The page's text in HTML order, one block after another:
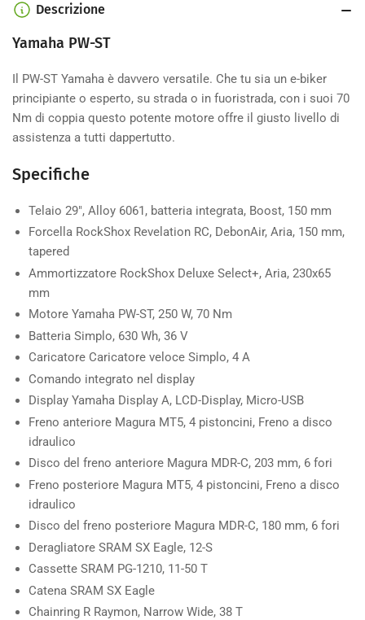
Descrizione
Yamaha PW-ST
Il PW-ST Yamaha è davvero versatile. Che tu sia un e-biker
principiante o esperto, su strada o in fuoristrada, con i suoi 70
Nm di coppia questo potente motore offre il giusto livello di
assistenza a tutti dappertutto.
Specifiche
Telaio 29", Alloy 6061, batteria integrata, Boost, 150 mm
Forcella RockShox Revelation RC, DebonAir, Aria, 150 mm,
tapered
Ammortizzatore RockShox Deluxe Select+, Aria, 230x65
mm
Motore Yamaha PW-ST, 250 W, 70 Nm
Batteria Simplo, 630 Wh, 36 V
Caricatore Caricatore veloce Simplo, 4 A
Comando integrato nel display
Display Yamaha Display A, LCD-Display, Micro-USB
Freno anteriore Magura MT5, 4 pistoncini, Freno a disco
idraulico
Disco del freno anteriore Magura MDR-C, 203 mm, 6 fori
Freno posteriore Magura MT5, 4 pistoncini, Freno a disco
idraulico
Disco del freno posteriore Magura MDR-C, 180 mm, 6 fori
Deragliatore SRAM SX Eagle, 12-S
Cassette SRAM PG-1210, 11-50 T
Catena SRAM SX Eagle
Chainring R Raymon, Narrow Wide, 38 T